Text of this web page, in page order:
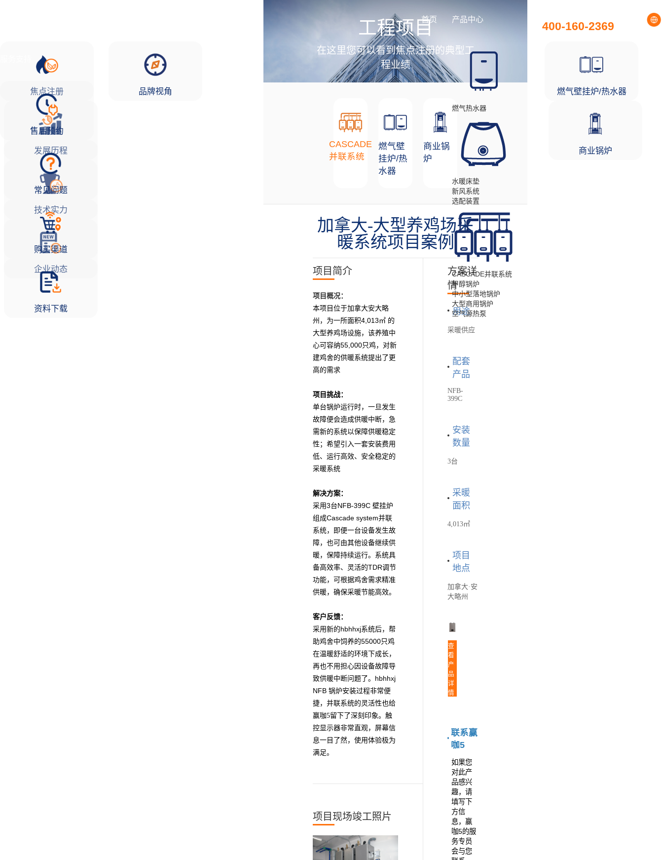
首页 产品中心
燃气热水器
水暖床垫
新风系统
选配装置
CASCADE并联系统
甲醇锅炉
中小型落地锅炉
大型商用锅炉
空气源热泵
燃气壁挂炉/热水器
商业锅炉
售后预约
常见问题
购买渠道
资料下载
焦点注册
发展历程
技术实力
企业动态
品牌视角
400-160-2369
工程项目
在这里您可以看到焦点注册的典型工
程业绩
CASCADE
并联系统
燃气壁
挂炉/热
水器
商业锅
炉
加拿大-大型养鸡场采
暖系统项目案例
项目简介
项目概况：
本项目位于加拿大安大略
州，为一所面积4,013㎡ 的
大型养鸡场设施，该养殖中
心可容纳55,000只鸡，对新
建鸡舍的供暖系统提出了更
高的需求
项目挑战：
单台锅炉运行时，一旦发生
故障便会造成供暖中断，急
需新的系统以保障供暖稳定
性；希望引入一套安装费用
低、运行高效、安全稳定的
采暖系统
解决方案：
采用3台NFB-399C 壁挂炉
组成Cascade system并联
系统，即便一台设备发生故
障，也可由其他设备继续供
暖，保障持续运行。系统具
备高效率、灵活的TDR调节
功能，可根据鸡舍需求精准
供暖，确保采暖节能高效。
客户反馈：
采用新的hbhhxj系统后，帮
助鸡舍中饲养的55000只鸡
在温暖舒适的环境下成长，
再也不用担心因设备故障导
致供暖中断问题了。 hbhhxj
NFB 锅炉安装过程非常便
捷，并联系统的灵活性也给
赢咖5留下了深刻印象。触
控显示器非常直观，屏幕信
息一目了然，使用体验极为
满足。
项目现场竣工照片
方案详
情
用途
采暖供应
配套
产品
NFB-
399C
安装
数量
3台
采暖
面积
4,013㎡
项目
地点
加拿大·安
大略州
查
看
产
品
详
情
联系赢
咖5
如果您
对此产
品感兴
趣，请
填写下
方信
息，赢
咖5的服
务专员
会与您